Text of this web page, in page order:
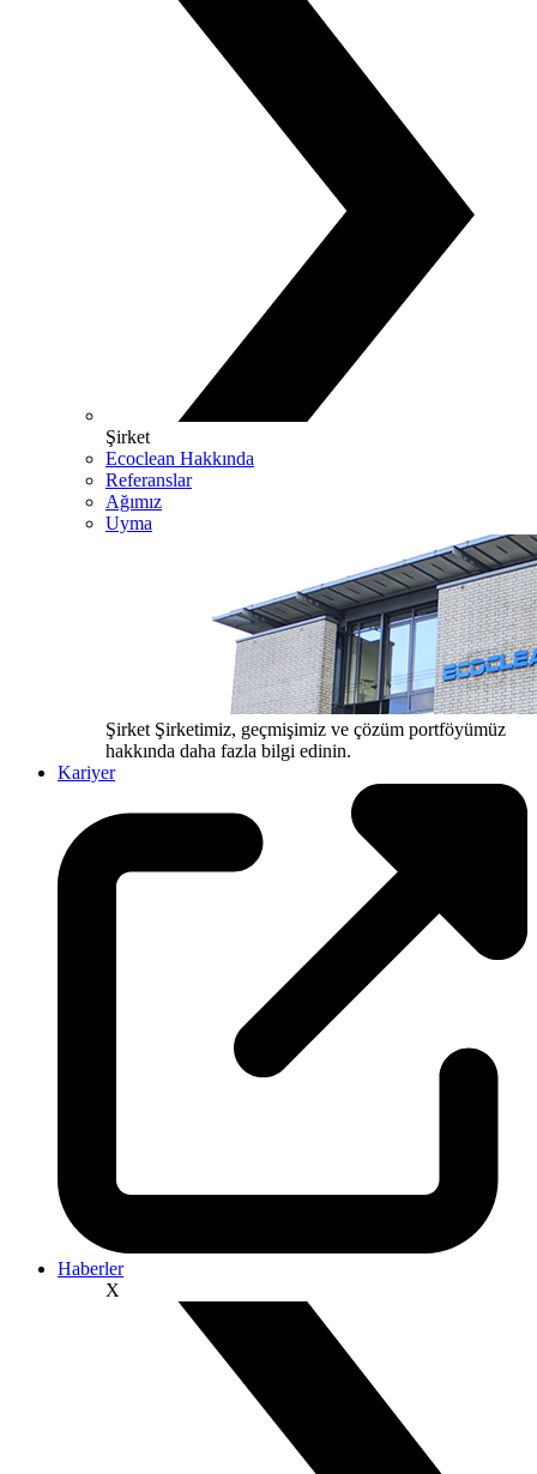
Şirket
Ecoclean Hakkında
Referanslar
Ağımız
Uyma
Şirket Şirketimiz, geçmişimiz ve çözüm portföyümüz
hakkında daha fazla bilgi edinin.
Kariyer
Haberler
X